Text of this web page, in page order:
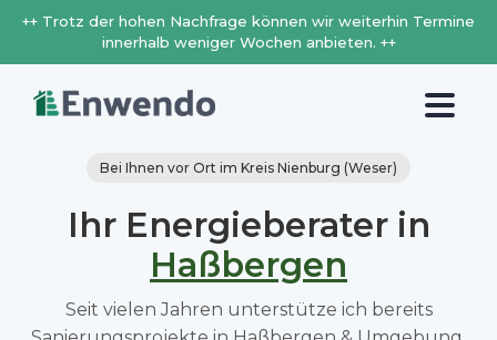
++ Trotz der hohen Nachfrage können wir weiterhin Termine
innerhalb weniger Wochen anbieten. ++
Bei Ihnen vor Ort im Kreis Nienburg (Weser)
Ihr Energieberater in
Haßbergen
Seit vielen Jahren unterstütze ich bereits